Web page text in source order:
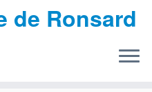
de Ronsard